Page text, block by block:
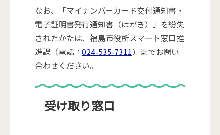
なお、「マイナンバーカード交付通知書・
電子証明書発行通知書（はがき）」を紛失
されたかたは、福島市役所スマート窓口推
進課（電話： 024-535-7311）までお問い
合わせください。
受け取り窓口